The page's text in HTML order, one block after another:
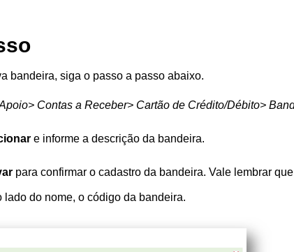
bandeira, siga o passo a passo abaixo.
Contas a Receber> Cartão de Crédito/Débito>
e informe a descrição da bandeira.
para confirmar o cadastro da bandeira. Vale lembrar
lado do nome, o código da bandeira.